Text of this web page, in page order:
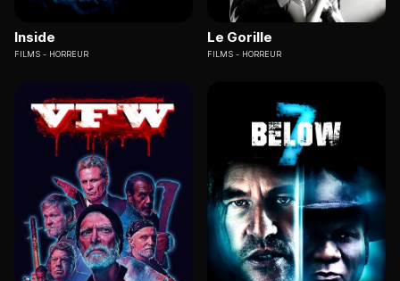
Inside
FILMS HORREUR
Le Gorille
FILMS HORREUR